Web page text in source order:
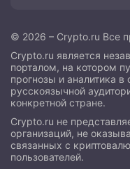
© 2026 – Crypto.ru Все
Crypto.ru является
порталом, на котором
прогнозы и аналитика
русскоязычной
конкретной стране.
Crypto.ru не
организаций, не
связанных с
пользователей.